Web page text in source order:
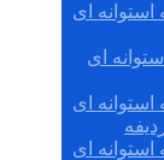
ای
ای
ای
ای